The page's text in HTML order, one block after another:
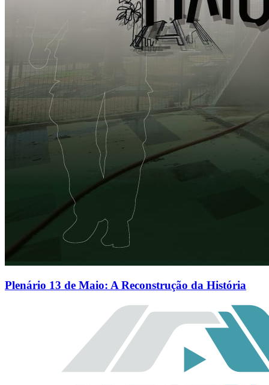
Plenário 13 de Maio: A Reconstrução da História